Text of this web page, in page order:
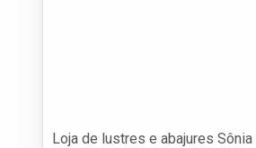
Loja de lustres e abajures